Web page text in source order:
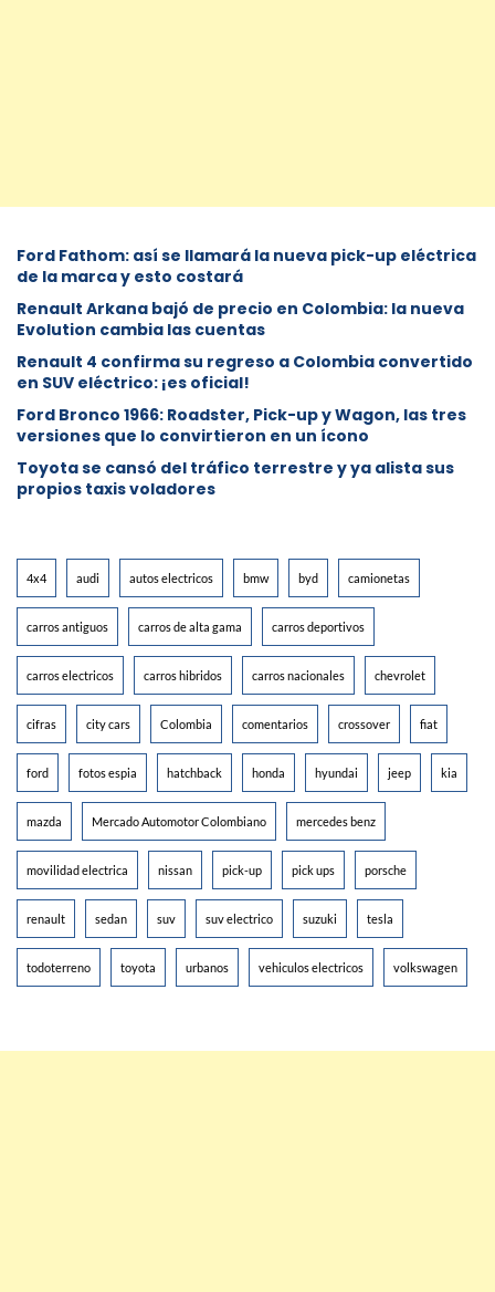
Ford Fathom: así se llamará la nueva pick-up eléctrica
de la marca y esto costará
Renault Arkana bajó de precio en Colombia: la nueva
Evolution cambia las cuentas
Renault 4 confirma su regreso a Colombia convertido
en SUV eléctrico: ¡es oficial!
Ford Bronco 1966: Roadster, Pick-up y Wagon, las tres
versiones que lo convirtieron en un ícono
Toyota se cansó del tráfico terrestre y ya alista sus
propios taxis voladores
4x4 audi autos electricos bmw byd camionetas
carros antiguos carros de alta gama carros deportivos
carros electricos carros hibridos carros nacionales chevrolet
cifras city cars Colombia comentarios crossover fiat
ford fotos espia hatchback honda hyundai jeep kia
mazda Mercado Automotor Colombiano mercedes benz
movilidad electrica nissan pick-up pick ups porsche
renault sedan suv suv electrico suzuki tesla
todoterreno toyota urbanos vehiculos electricos volkswagen